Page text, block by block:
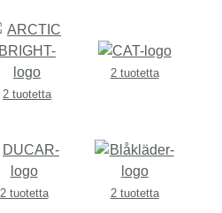
2 tuotetta
2 tuotetta
2 tuotetta 2 tuotetta